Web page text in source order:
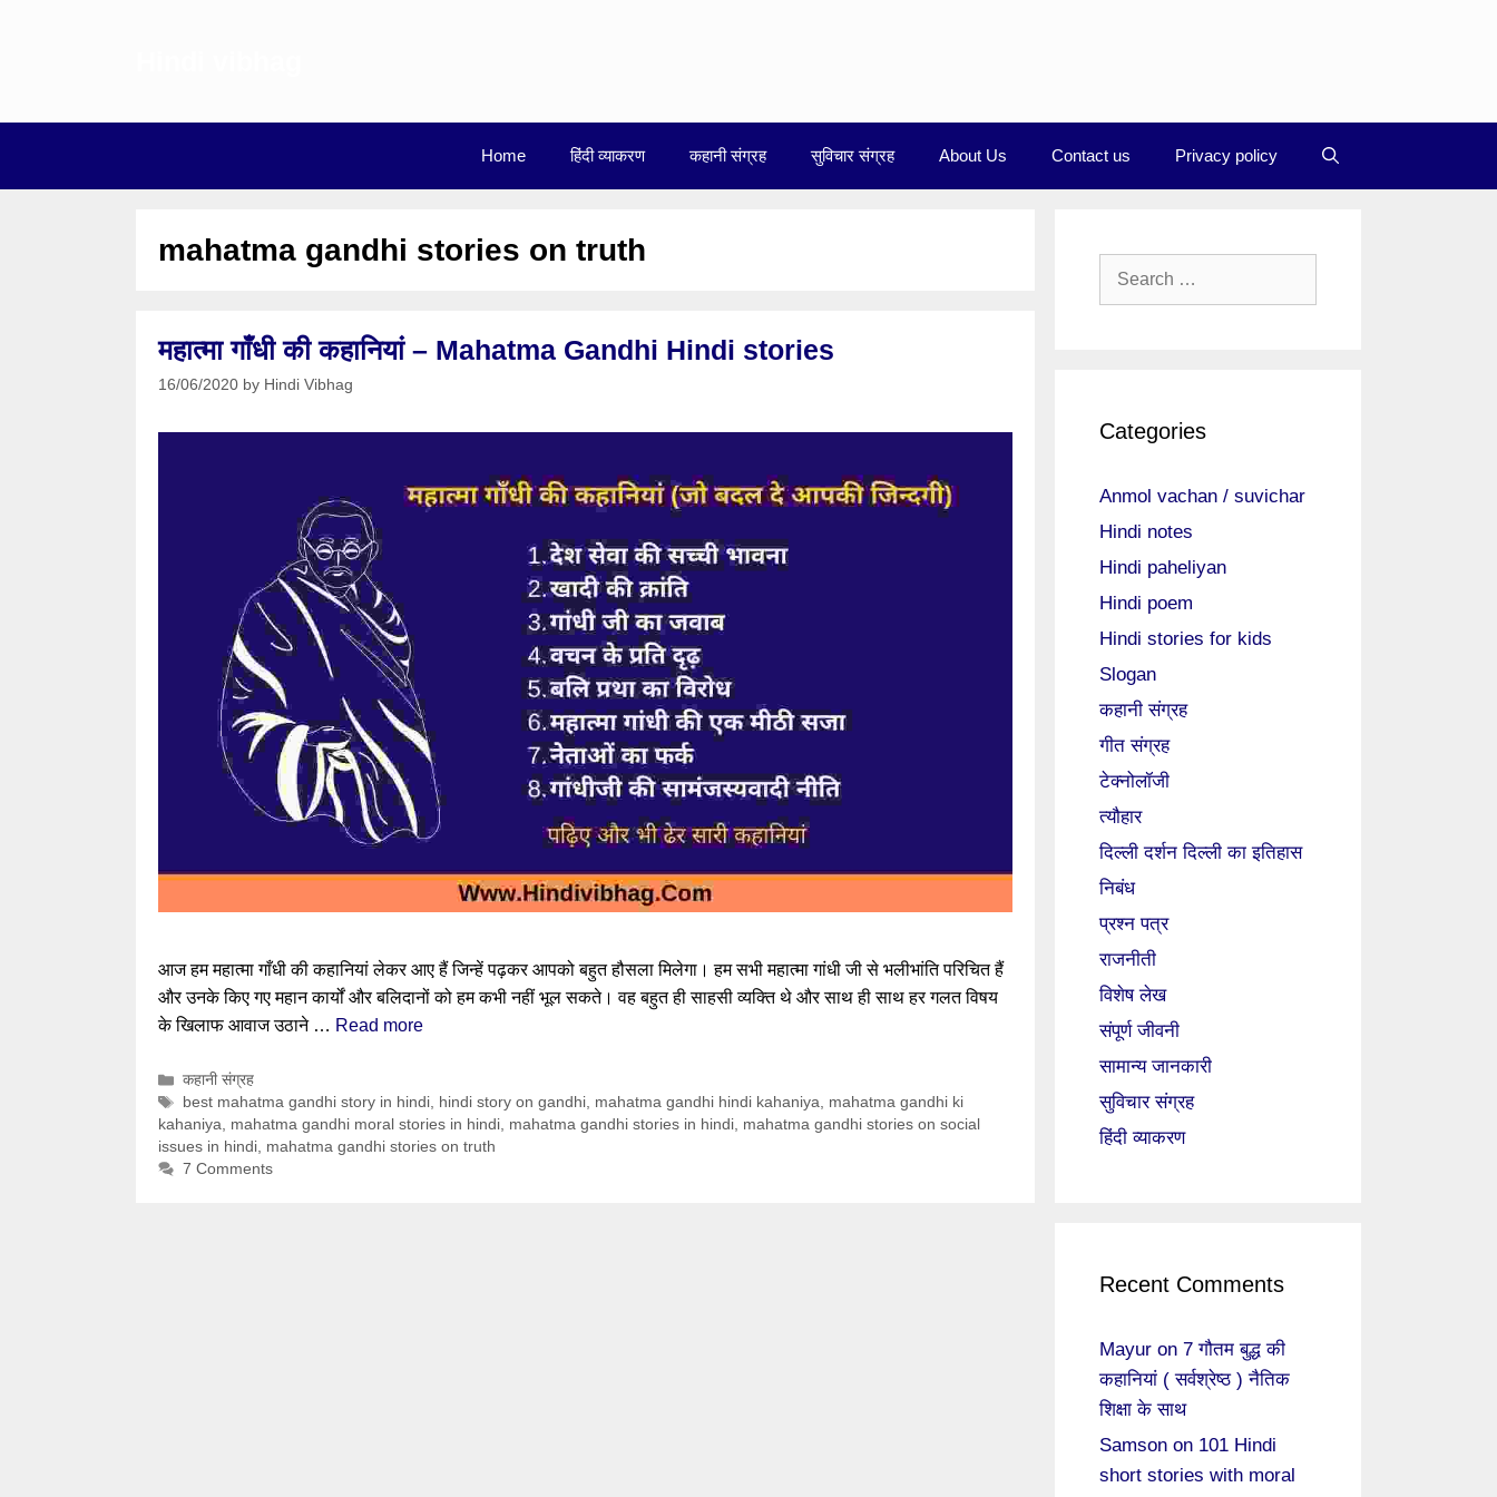
Home हिंदी व्याकरण कहानी संग्रह सुविचार संग्रह About Us Contact us Privacy policy
mahatma gandhi stories on truth
महात्मा गाँधी की कहानियां – Mahatma Gandhi Hindi stories
16/06/2020 by Hindi Vibhag
आज हम महात्मा गाँधी की कहानियां लेकर आए हैं जिन्हें पढ़कर आपको बहुत हौसला मिलेगा। हम सभी महात्मा गांधी जी से भलीभांति परिचित हैं
और उनके किए गए महान कार्यों और बलिदानों को हम कभी नहीं भूल सकते। वह बहुत ही साहसी व्यक्ति थे और साथ ही साथ हर गलत विषय
के खिलाफ आवाज उठाने … Read more
Categories
कहानी संग्रह
Tags
best mahatma gandhi story in hindi, hindi story on gandhi, mahatma gandhi hindi kahaniya, mahatma gandhi ki
kahaniya, mahatma gandhi moral stories in hindi, mahatma gandhi stories in hindi, mahatma gandhi stories on social
issues in hindi, mahatma gandhi stories on truth
7 Comments
Search
Categories
Anmol vachan / suvichar
Hindi notes
Hindi paheliyan
Hindi poem
Hindi stories for kids
Slogan
कहानी संग्रह
गीत संग्रह
टेक्नोलॉजी
त्यौहार
दिल्ली दर्शन दिल्ली का इतिहास
निबंध
प्रश्न पत्र
राजनीती
विशेष लेख
संपूर्ण जीवनी
सामान्य जानकारी
सुविचार संग्रह
हिंदी व्याकरण
Recent Comments
Mayur on 7 गौतम बुद्ध की
कहानियां ( सर्वश्रेष्ठ ) नैतिक
शिक्षा के साथ
Samson on 101 Hindi
short stories with moral